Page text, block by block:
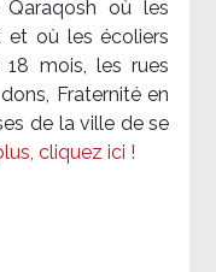
où les
et où les écoliers
mois, les rues
Fraternité en
de la ville de se
cliquez ici !